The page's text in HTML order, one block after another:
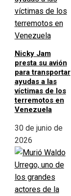
Nicky Jam
presta su avión
para transportar
ayudas a las
víctimas de los
terremotos en
Venezuela
30 de junio de
2026